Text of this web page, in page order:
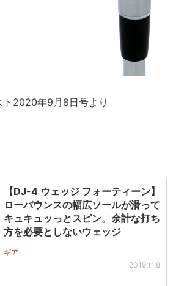
2020年9月8日号より
【DJ-4 ウェッジ フォーティーン】
ローバウンスの幅広ソールが滑って
キュキュッっとスピン。余計な打ち
方を必要としないウェッジ
ギア
2019.11.8